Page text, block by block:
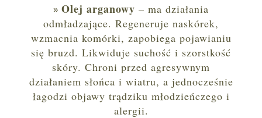
Olej arganowy – ma działania
odmładzające. Regeneruje naskórek,
wzmacnia komórki, zapobiega pojawianiu
się bruzd. Likwiduje suchość i szorstkość
skóry. Chroni przed agresywnym
działaniem słońca i wiatru, a jednocześnie
łagodzi objawy trądziku młodzieńczego i
alergii.